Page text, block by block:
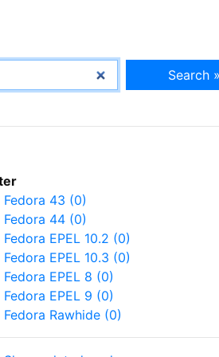
Search »
Fedora 43 (0)
Fedora 44 (0)
Fedora EPEL 10.2 (0)
Fedora EPEL 10.3 (0)
Fedora EPEL 8 (0)
Fedora EPEL 9 (0)
Fedora Rawhide (0)